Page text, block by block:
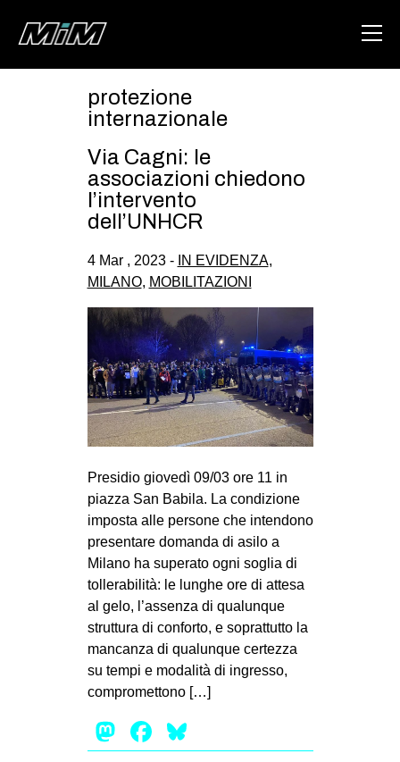
HOME
ABOUT
AREA
DEGENERAZIONE
GAZA FREESTYLE
CSOA LAMBRETTA
MSM
STUDENTI TSUNAMI
ZAM
MILANO
MOBILITAZIONI
SPAZI
SPORT POPOLARE
MOVIMENTI
AMBIENTE
ANTIFASCISMO
DIRITTO ALL’ABITARE
GENERI
MIGRAZIONI
PRECARIATO
REPRESSIONE
protezione
internazionale
Via Cagni: le
associazioni chiedono
l’intervento
dell’UNHCR
4 Mar , 2023 - IN EVIDENZA,
MILANO, MOBILITAZIONI
Presidio giovedì 09/03 ore 11 in
piazza San Babila. La condizione
imposta alle persone che intendono
presentare domanda di asilo a
Milano ha superato ogni soglia di
tollerabilità: le lunghe ore di attesa
al gelo, l’assenza di qualunque
struttura di conforto, e soprattutto la
mancanza di qualunque certezza
su tempi e modalità di ingresso,
compromettono […]
Mastodon
Facebook